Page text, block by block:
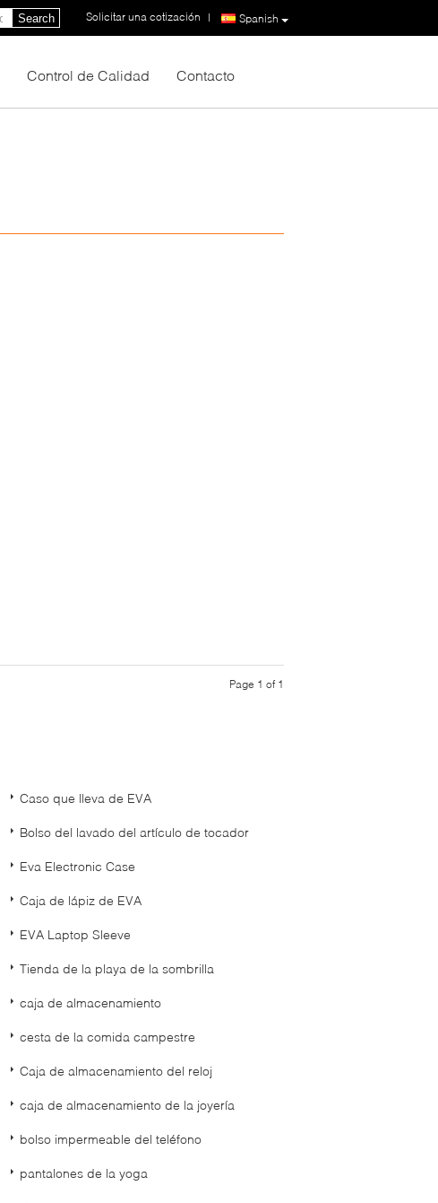
Spanish
Solicitar una cotización |
Search
Control de Calidad Contacto
Page 1 of 1
Caso que lleva de EVA
Bolso del lavado del artículo de tocador
Eva Electronic Case
Caja de lápiz de EVA
EVA Laptop Sleeve
Tienda de la playa de la sombrilla
caja de almacenamiento
cesta de la comida campestre
Caja de almacenamiento del reloj
caja de almacenamiento de la joyería
bolso impermeable del teléfono
pantalones de la yoga